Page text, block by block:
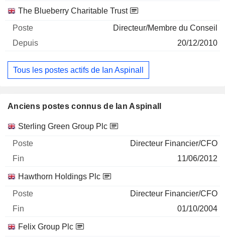
The Blueberry Charitable Trust
Directeur/Membre du Conseil
20/12/2010
Tous les postes actifs de Ian Aspinall
Anciens postes connus de Ian Aspinall
Sociétés Poste Fin
Sterling Green Group Plc
Directeur Financier/CFO
11/06/2012
Hawthorn Holdings Plc
Directeur Financier/CFO
01/10/2004
Felix Group Plc